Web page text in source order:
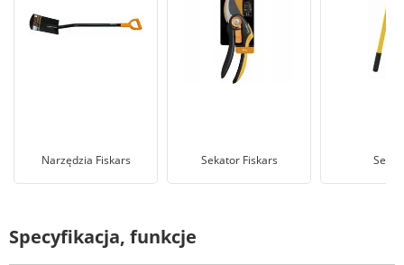
Narzędzia Fiskars Sekator Fiskars
Specyfikacja, funkcje